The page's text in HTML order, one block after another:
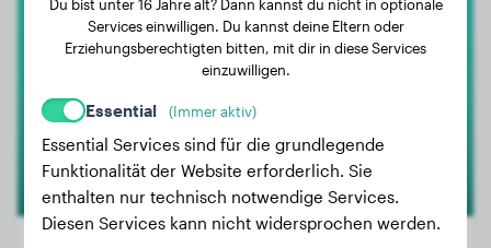
Tyson
Du bist unter 16 Jahre alt? Dann kannst du nicht in optionale
Services einwilligen. Du kannst deine Eltern oder
Erziehungsberechtigten bitten, mit dir in diese Services
einzuwilligen.
Essential (Immer aktiv)
Essential Services sind für die grundlegende
Funktionalität der Website erforderlich. Sie
enthalten nur technisch notwendige Services.
Diesen Services kann nicht widersprochen werden.